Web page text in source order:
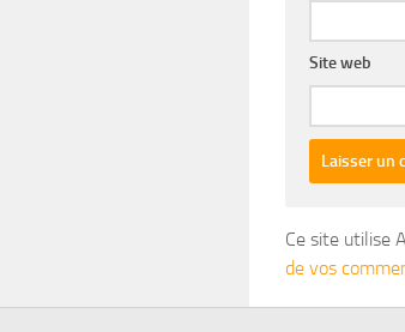
Site web
Ce site utilise
de vos